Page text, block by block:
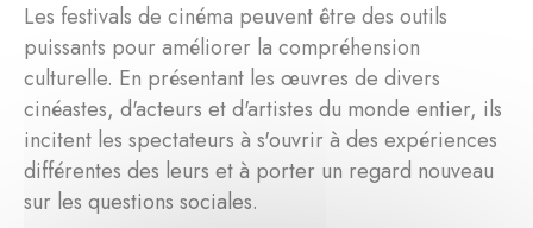
Les festivals de cinéma peuvent être des outils
puissants pour améliorer la compréhension
culturelle. En présentant les œuvres de divers
cinéastes, d'acteurs et d'artistes du monde entier, ils
incitent les spectateurs à s'ouvrir à des expériences
différentes des leurs et à porter un regard nouveau
sur les questions sociales.